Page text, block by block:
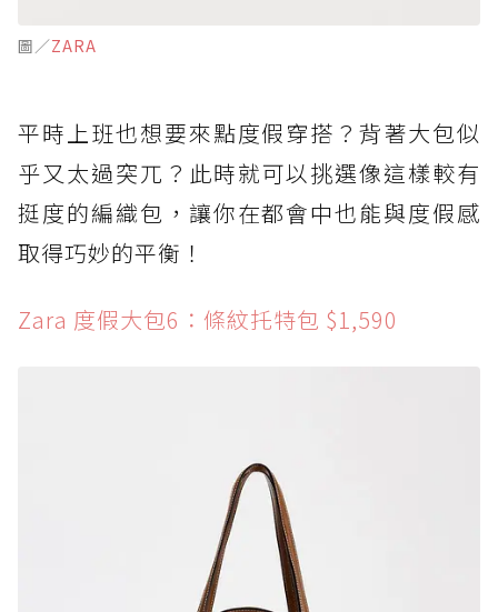
圖／ZARA
平時上班也想要來點度假穿搭？背著大包似
乎又太過突兀？此時就可以挑選像這樣較有
挺度的編織包，讓你在都會中也能與度假感
取得巧妙的平衡！
Zara 度假大包6：條紋托特包 $1,590